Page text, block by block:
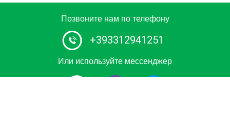
Позвоните нам по телефону
+393312941251
Или используйте мессенджер